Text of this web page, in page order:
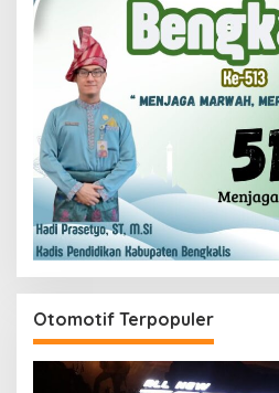
Otomotif Terpopuler